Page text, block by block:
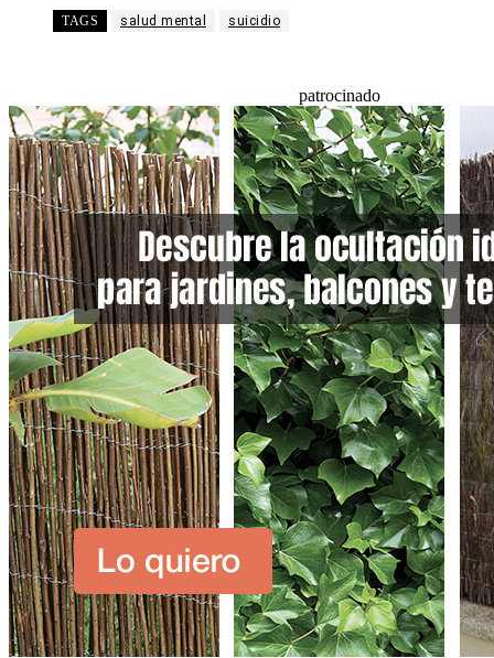
TAGS salud mental suicidio
patrocinado